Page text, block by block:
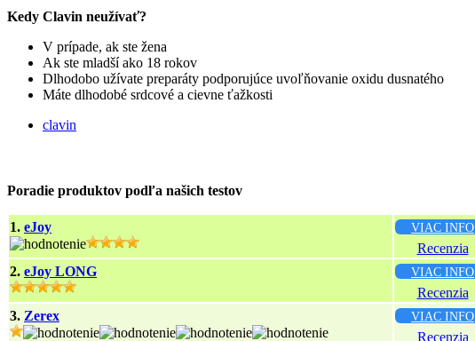
Kedy Clavin neužívať?
V prípade, ak ste žena
Ak ste mladší ako 18 rokov
Dlhodobo užívate preparáty podporujúce uvoľňovanie oxidu dusnatého
Máte dlhodobé srdcové a cievne ťažkosti
clavin
Poradie produktov podľa našich testov
1. eJoy VIAC INFO
Recenzia
2. eJoy LONG VIAC INFO
Recenzia
3. Zerex VIAC INFO
Recenzia